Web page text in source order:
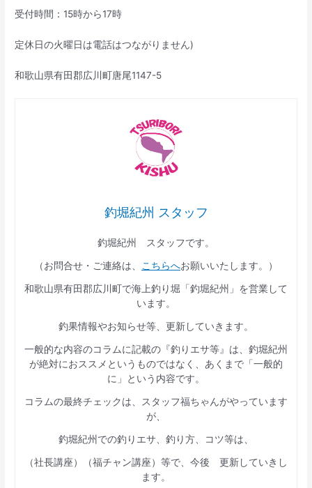
受付時間：15時から17時
定休日の火曜日は電話はつながりません)
和歌山県有田郡広川町唐尾1147-5
釣堀紀州 スタッフ
釣堀紀州 スタッフです。
（お問合せ・ご連絡は、
こちらへお願いいたします。）
和歌山県有田郡広川町で海上釣り堀「釣堀紀州」を営業して
います。
釣果情報やお知らせ等、更新していきます。
一般的な内容のコラムに記載の『釣りエサ等』は、釣堀紀州
が絶対におススメというものではなく、あくまで「一般的
に」という内容です。
コラムの最終チェックは、スタッフ福ちゃんがやっています
が、
釣堀紀州での釣りエサ、釣り方、コツ等は、
（社長講座）（福チャン講座）等で、今後 更新していきし
ます。